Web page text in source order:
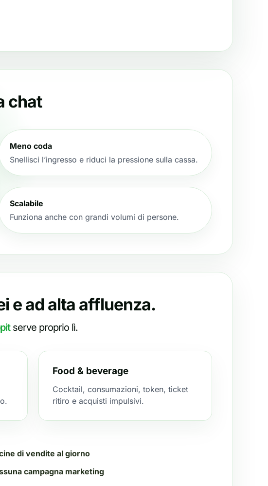
chat
Meno coda
Snellisci l’ingresso e riduci la pressione sulla cassa.
Scalabile
Funziona anche con grandi volumi di persone.
e ad alta affluenza.
serve proprio lì.
Food & beverage
Cocktail, consumazioni, token, ticket
ritiro e acquisti impulsivi.
di vendite al giorno
campagna marketing